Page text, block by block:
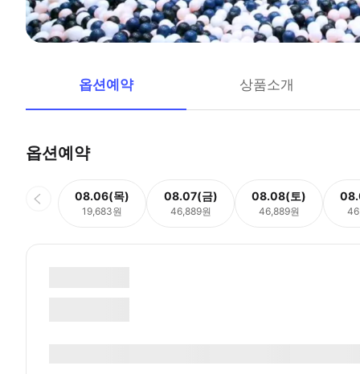
옵션예약 상품소개
옵션예약
08.06(목)
19,683원
08.07(금)
46,889원
08.08(토)
46,889원